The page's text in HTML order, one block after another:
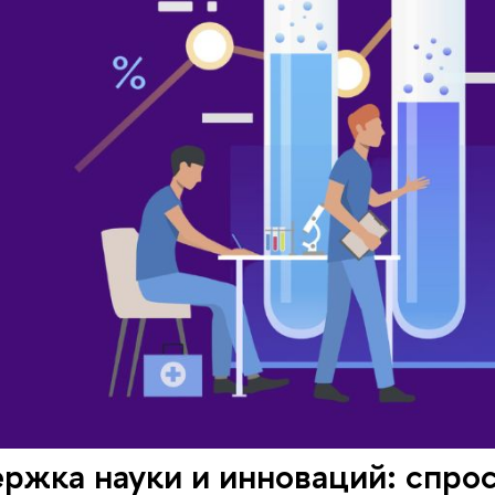
науки и инноваций: